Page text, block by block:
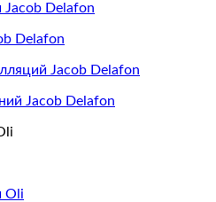
Jacob Delafon
Delafon
Jacob Delafon
Jacob Delafon
Oli